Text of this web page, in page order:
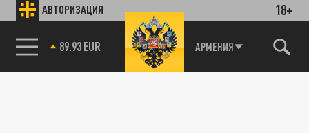
АВТОРИЗАЦИЯ 18+
89.93 EUR АРМЕНИЯ